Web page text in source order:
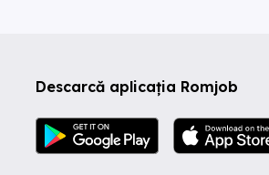
Descarcă aplicația Romjob